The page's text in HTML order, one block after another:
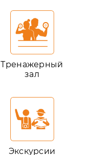
Тренажерный
зал
Экскурсии